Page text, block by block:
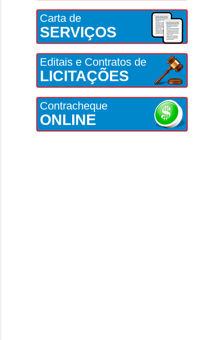
Carta de
SERVIÇOS
Editais e Contratos de
LICITAÇÕES
Contracheque
ONLINE